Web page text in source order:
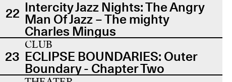
22 Intercity Jazz Nights: The Angry
Man Of Jazz – The mighty
Charles Mingus
23
CLUB
ECLIPSE BOUNDARIES: Outer
Boundary - Chapter Two